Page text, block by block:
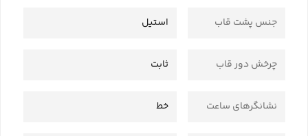
جنس پشت قاب استیل
چرخش دور قاب ثابت
نشانگرهای ساعت خط